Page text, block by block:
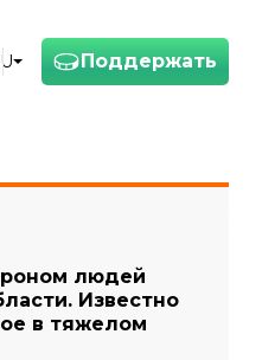
Поддержать
людей
Известно
в тяжелом